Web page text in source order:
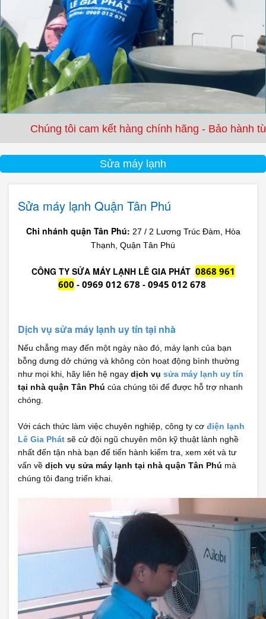
tôi cam kết hàng chính hãng - Bảo hành từ 3 tháng
Sửa máy lạnh
Sửa máy lạnh Quận Tân Phú
Chi nhánh quận Tân Phú: 27 / 2 Lương Trúc Đàm, Hòa
Thạnh, Quận Tân Phú
CÔNG TY SỬA MÁY LẠNH LÊ GIA PHÁT 0868 961
600 - 0969 012 678 - 0945 012 678
Dịch vụ sửa máy lạnh uy tín tại nhà
Nếu chẳng may đến một ngày nào đó, máy lạnh của bạn
bỗng dưng dở chứng và không còn hoạt động bình thường
như mọi khi, hãy liên hệ ngay dịch vụ sửa máy lạnh uy tín
tại nhà quận Tân Phú của chúng tôi để được hỗ trợ nhanh
chóng.
Với cách thức làm việc chuyên nghiệp, công ty cơ điện lạnh
Lê Gia Phát sẽ cử đội ngũ chuyên môn kỹ thuật lành nghề
nhất đến tận nhà bạn để tiến hành kiểm tra, xem xét và tư
vấn về dịch vụ sửa máy lạnh tại nhà quận Tân Phú mà
chúng tôi đang triển khai.